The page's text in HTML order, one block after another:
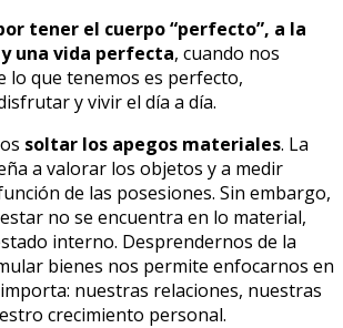
tener el cuerpo “perfecto”, a la
una vida perfecta, cuando nos
lo que tenemos es perfecto,
y vivir el día a día.
soltar los apegos materiales. La
a valorar los objetos y a medir
de las posesiones. Sin embargo,
no se encuentra en lo material,
interno. Desprendernos de la
bienes nos permite enfocarnos en
nuestras relaciones, nuestras
crecimiento personal.